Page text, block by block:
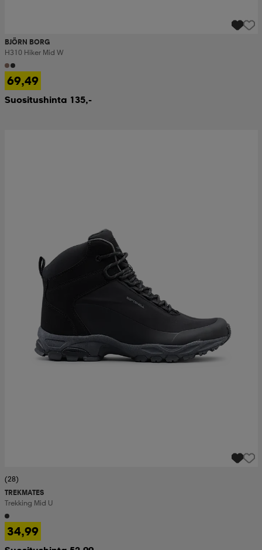
BJÖRN BORG
H310 Hiker Mid W
69,49
Suositushinta 135,-
(28)
TREKMATES
Trekking Mid U
34,99